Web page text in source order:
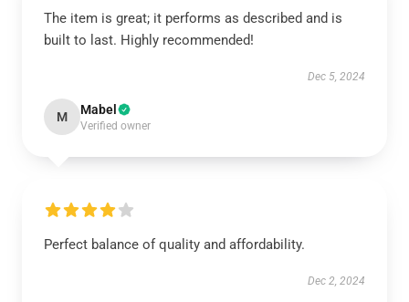
The item is great; it performs as described and is
built to last. Highly recommended!
Dec 5, 2024
M Mabel
Verified owner
Perfect balance of quality and affordability.
Dec 2, 2024